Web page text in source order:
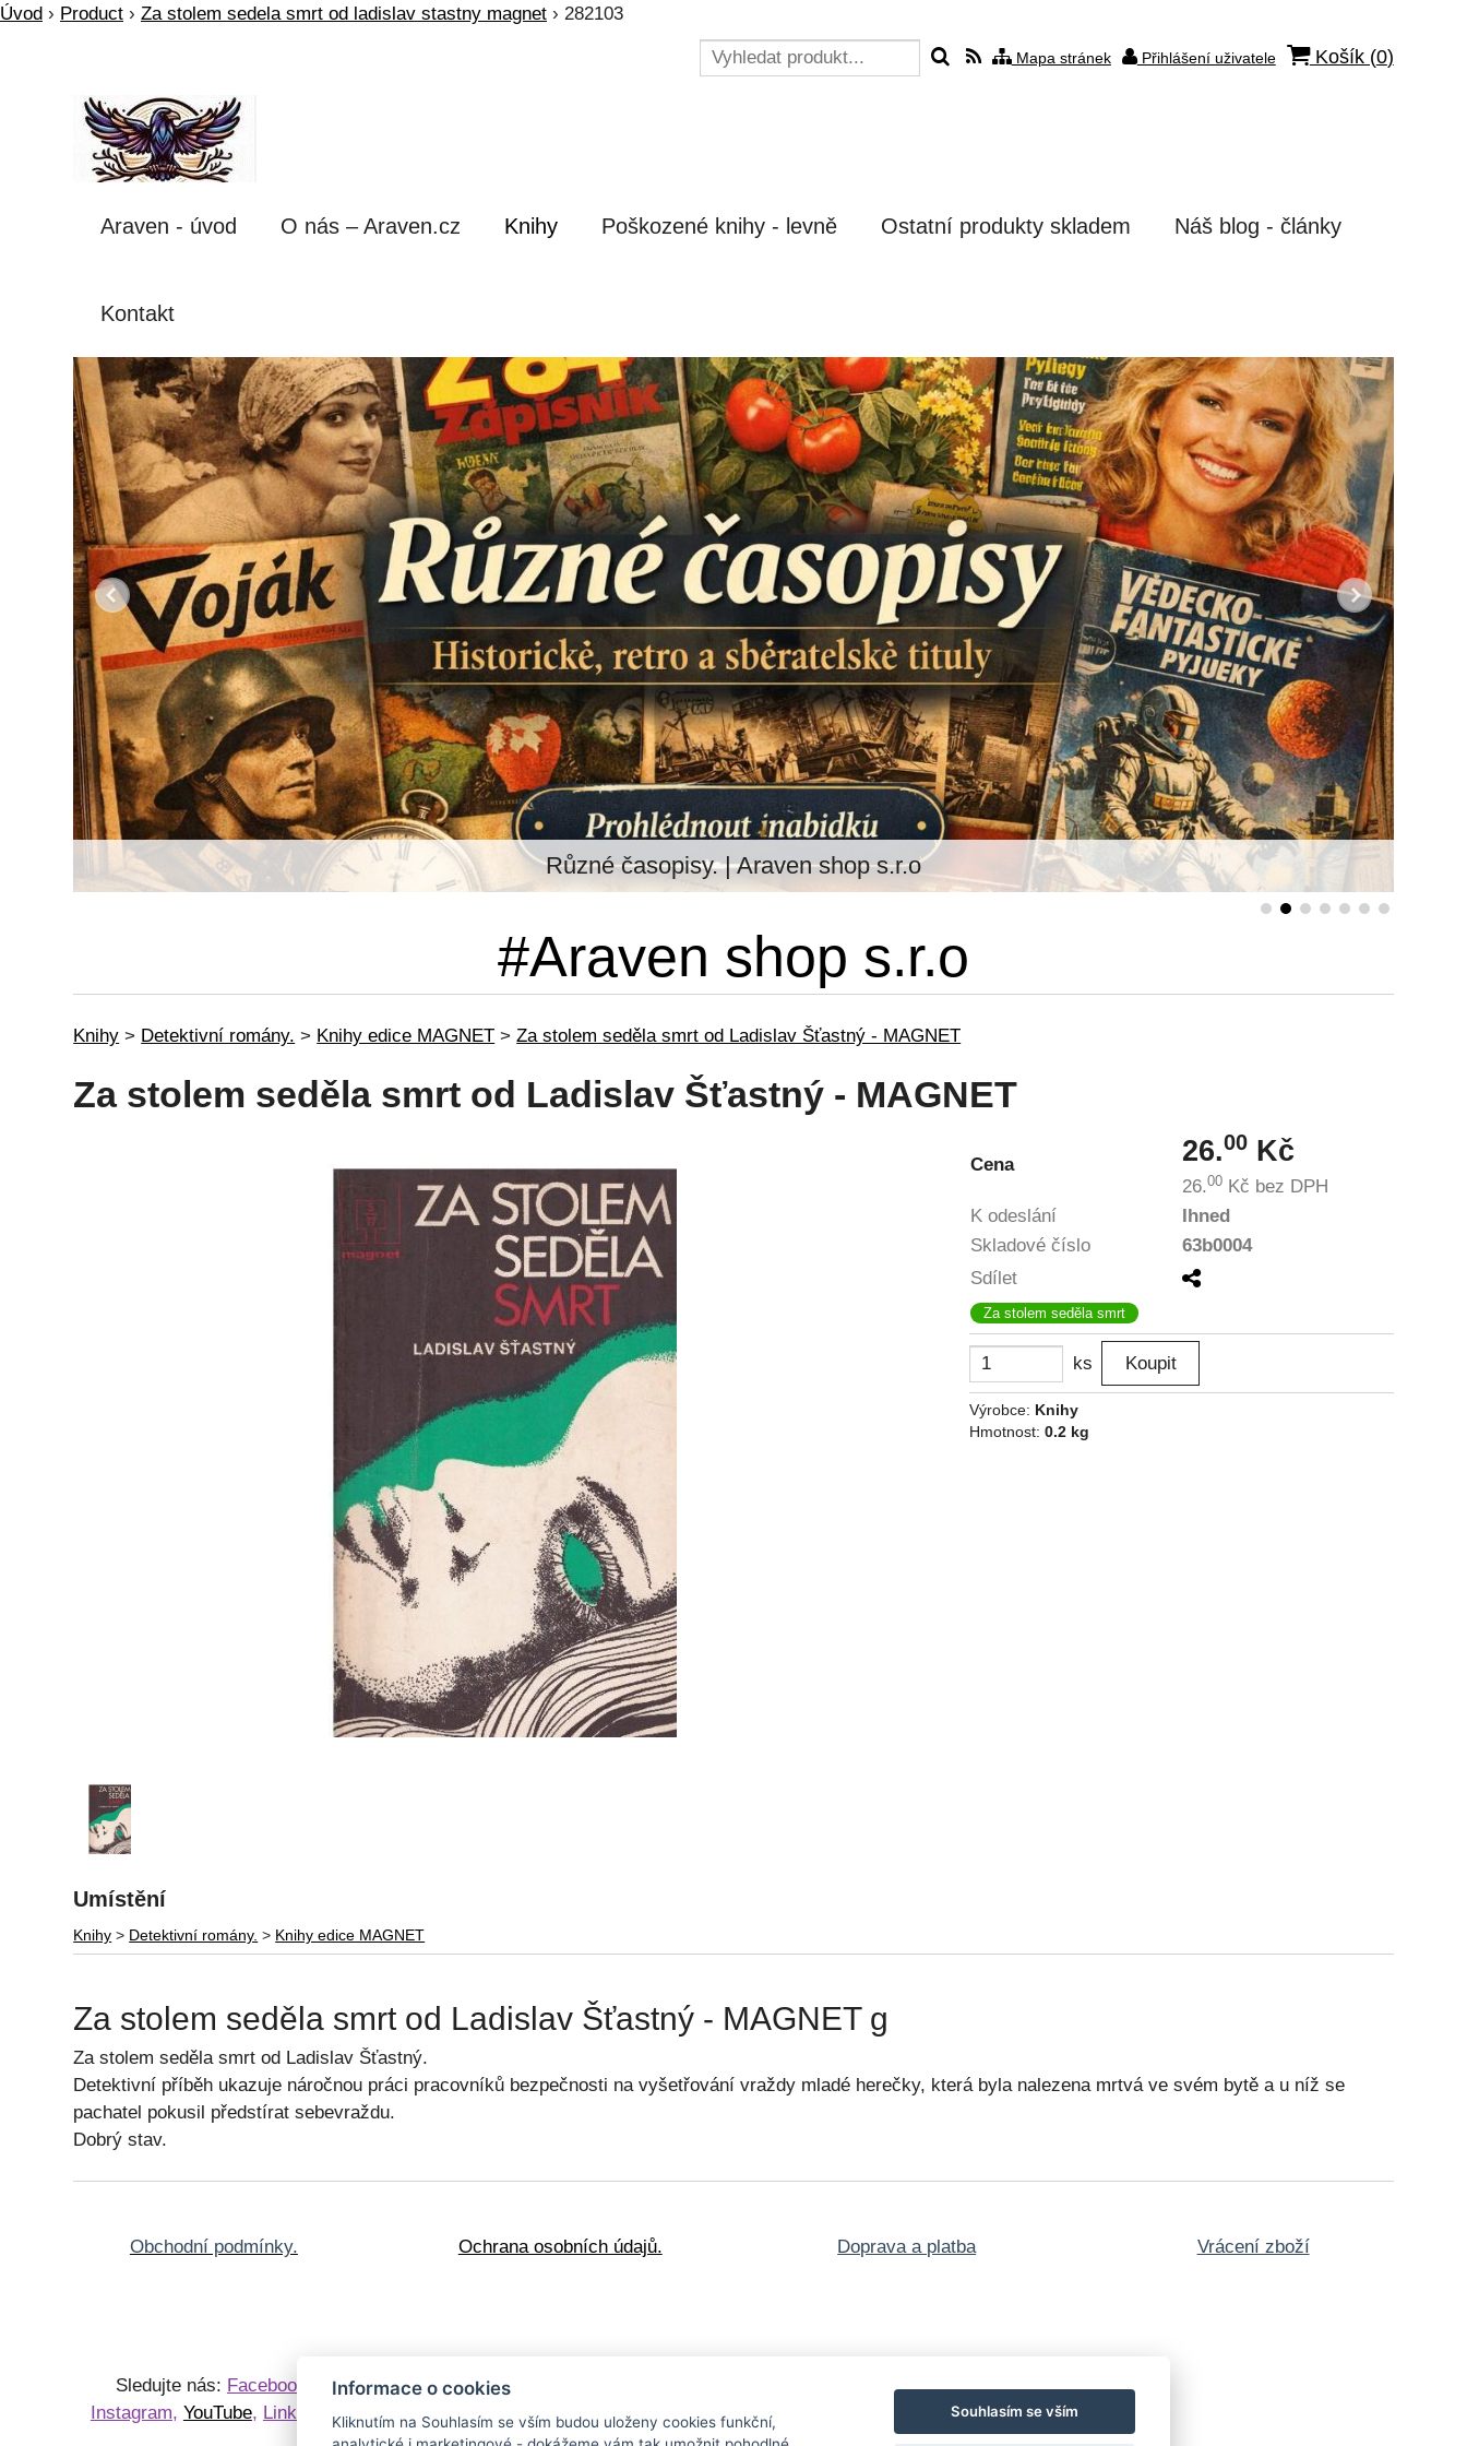
Úvod › Product › Za stolem sedela smrt od ladislav stastny magnet › 282103
Mapa stránek Přihlášení uživatele Košík (0)
Araven - úvod O nás – Araven.cz Knihy Poškozené knihy - levně Ostatní produkty skladem Náš blog - články
Kontakt
Různé časopisy. | Araven shop s.r.o
#Araven shop s.r.o
Knihy > Detektivní romány. > Knihy edice MAGNET > Za stolem seděla smrt od Ladislav Šťastný - MAGNET
Za stolem seděla smrt od Ladislav Šťastný - MAGNET
Cena 26.00 Kč
26.00 Kč bez DPH
K odeslání
Ihned
Skladové číslo
63b0004
Sdílet
Za stolem seděla smrt
ks
Výrobce: Knihy
Hmotnost:0.2 kg
Umístění
Knihy > Detektivní romány. > Knihy edice MAGNET
Za stolem seděla smrt od Ladislav Šťastný - MAGNET g
Za stolem seděla smrt od Ladislav Šťastný.
Detektivní příběh ukazuje náročnou práci pracovníků bezpečnosti na vyšetřování vraždy mladé herečky, která byla nalezena mrtvá ve svém bytě a u níž se
pachatel pokusil předstírat sebevraždu.
Dobrý stav.
Obchodní podmínky. Ochrana osobních údajů. Doprava a platba Vrácení zboží
Sledujte nás: Facebook
Instagram, YouTube, LinkedIn
KnihyPoškozené knihy
Sběratelské edice
Obrazy a
starožitnosti BlogKontakt
Informace o cookies
Kliknutím na Souhlasím se vším budou uloženy cookies funkční,
Souhlasím se vším